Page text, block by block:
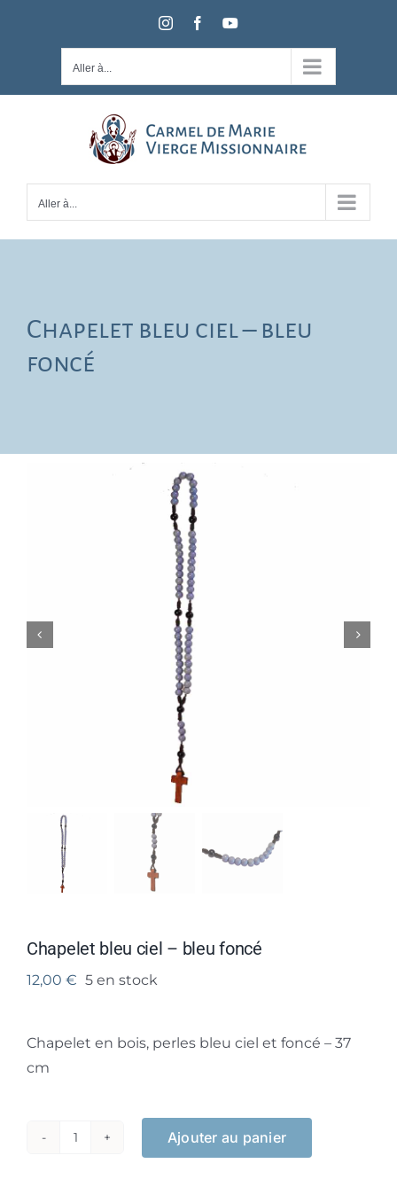
InstagramFacebookYouTube
Aller à...
Aller à...
Chapelet bleu ciel – bleu
foncé
Chapelet bleu ciel – bleu foncé
12,00 € 5 en stock
Chapelet en bois, perles bleu ciel et foncé – 37
cm
Ajouter au panier